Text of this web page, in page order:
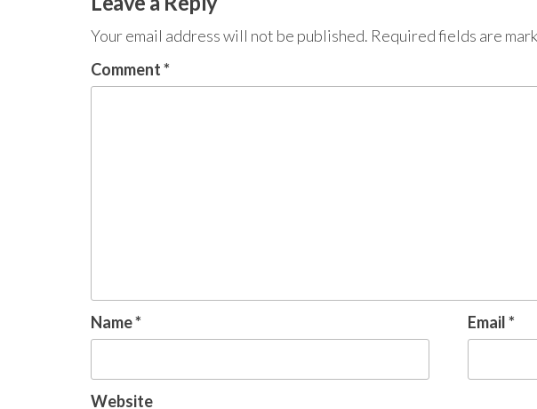
Your email address will not be published. Required fields are
Comment*
Name* Email*
Website